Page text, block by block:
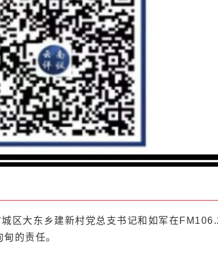
区大东乡建新村党总支书记和如军在
的责任。